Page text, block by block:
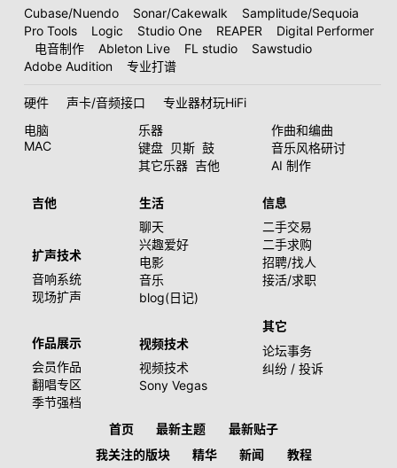
Cubase/Nuendo Sonar/Cakewalk
Samplitude/Sequoia
Pro Tools
Logic Studio One REAPER
Digital Performer
电音制作
Ableton Live FL studio
Sawstudio
Adobe Audition
专业打谱
硬件 声卡/音频接口
专业器材玩HiFi
电脑
MAC
乐器
键盘 贝斯 鼓
其它乐器 吉他
作曲和编曲
音乐风格研讨
AI 制作
吉他
扩声技术
音响系统
现场扩声
作品展示
会员作品
翻唱专区
季节强档
生活
聊天
兴趣爱好
电影
音乐
blog(日记)
视频技术
视频技术
Sony Vegas
信息
二手交易
二手求购
招聘/找人
接活/求职
其它
论坛事务
纠纷 / 投诉
首页 最新主题
最新贴子
我关注的版块
精华 新闻 教程